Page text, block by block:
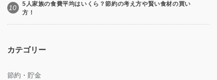
10
5人家族の食費平均はいくら？節約の考え方や賢い食材の買い
方！
カテゴリー
節約・貯金